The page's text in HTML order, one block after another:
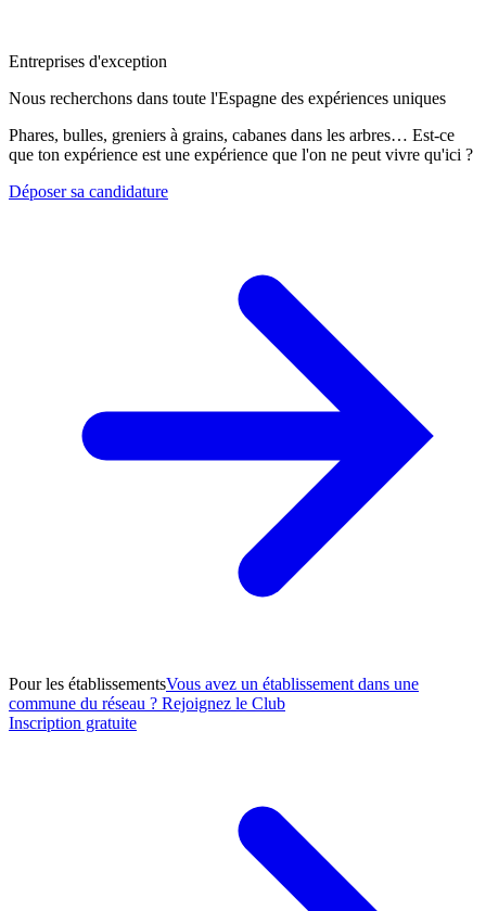
Entreprises d'exception
Nous recherchons dans toute l'Espagne des expériences uniques
Phares, bulles, greniers à grains, cabanes dans les arbres… Est-ce
que ton expérience est une expérience que l'on ne peut vivre qu'ici ?
Déposer sa candidature
Pour les établissementsVous avez un établissement dans une
commune du réseau ? Rejoignez le Club
Inscription gratuite